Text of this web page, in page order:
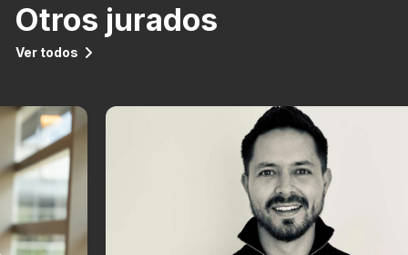
Otros jurados
Ver todos